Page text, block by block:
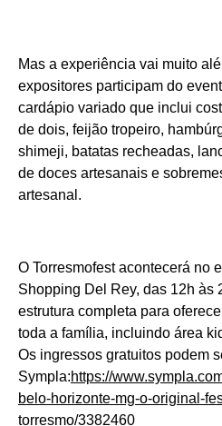
Mas a experiência vai muito
expositores participam do
cardápio variado que inclui
de dois, feijão tropeiro,
shimeji, batatas recheadas,
de doces artesanais e
artesanal.
O Torresmofest acontecerá no
Shopping Del Rey, das 12h às
estrutura completa para
toda a família, incluindo área
Os ingressos gratuitos podem
Sympla:https://
belo-horizonte-mg-o-original-
torresmo/3382460